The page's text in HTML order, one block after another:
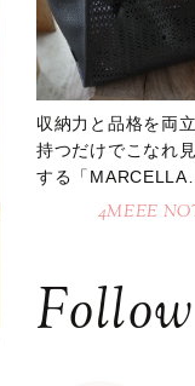
収納力と品格を両立
持つだけでこなれ見
する「MARCELLAト
ートバッグ」
4MEEE